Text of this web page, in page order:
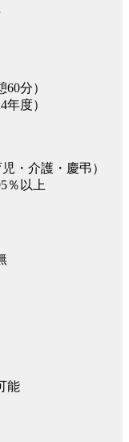
分）
度）
・介護・慶弔）
％以上
能